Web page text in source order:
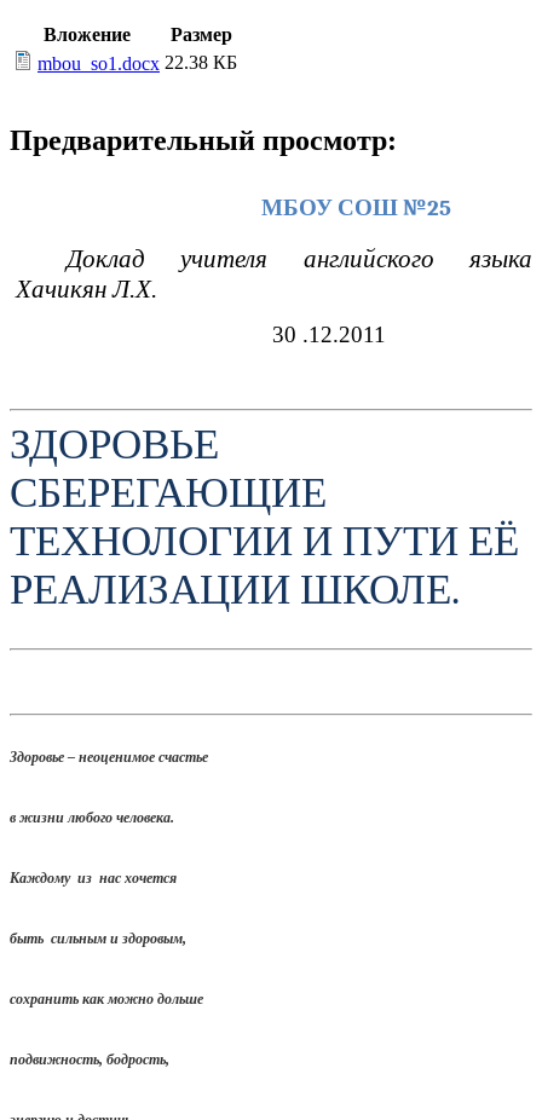
Вложение
Размер
mbou_so1.docx 22.38 КБ
Предварительный просмотр:
МБОУ СОШ №25
Доклад учителя английского языка
Хачикян Л.Х.
30 .12.2011
ЗДОРОВЬЕ
СБЕРЕГАЮЩИЕ
ТЕХНОЛОГИИ И ПУТИ ЕЁ
РЕАЛИЗАЦИИ ШКОЛЕ.
Здоровье – неоценимое счастье
в жизни любого человека.
Каждому из нас хочется
быть сильным и здоровым,
сохранить как можно дольше
подвижность, бодрость,